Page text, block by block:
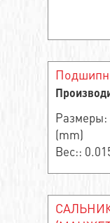
Размеры:
(mm)
Вес::